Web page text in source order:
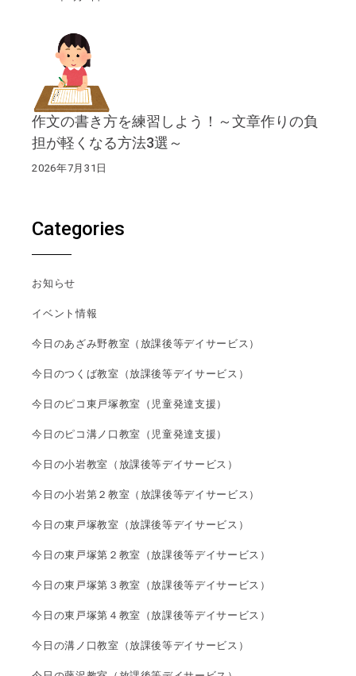
作文の書き方を練習しよう！～文章作りの負
担が軽くなる方法3選～
2026年7月31日
Categories
お知らせ
イベント情報
今日のあざみ野教室（放課後等デイサービス）
今日のつくば教室（放課後等デイサービス）
今日のピコ東戸塚教室（児童発達支援）
今日のピコ溝ノ口教室（児童発達支援）
今日の小岩教室（放課後等デイサービス）
今日の小岩第２教室（放課後等デイサービス）
今日の東戸塚教室（放課後等デイサービス）
今日の東戸塚第２教室（放課後等デイサービス）
今日の東戸塚第３教室（放課後等デイサービス）
今日の東戸塚第４教室（放課後等デイサービス）
今日の溝ノ口教室（放課後等デイサービス）